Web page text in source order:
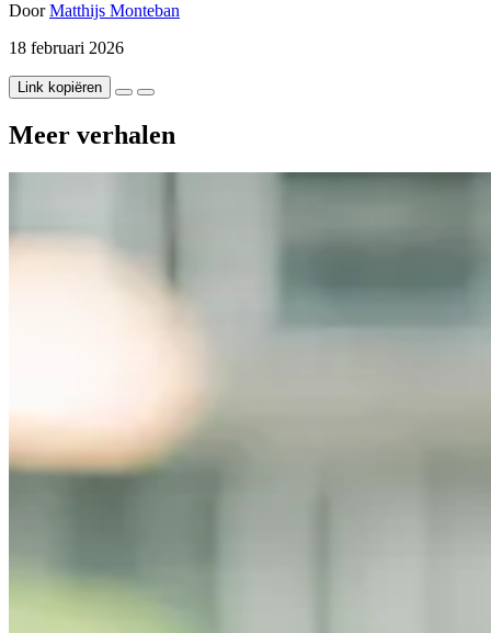
DoorMatthijs Monteban
18 februari 2026
Link kopiëren
Meer verhalen